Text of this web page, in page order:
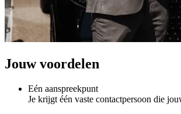
Jouw voordelen
Eén aanspreekpunt
Je krijgt één vaste contactpersoon die